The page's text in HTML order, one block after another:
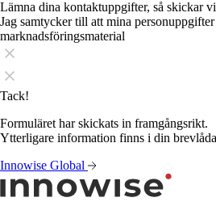
Lämna dina kontaktuppgifter, så skickar
Jag samtycker till att mina
marknadsföringsmaterial
Tack!
Formuläret har skickats in framgångsrikt.
Ytterligare information finns i din
Innowise Global